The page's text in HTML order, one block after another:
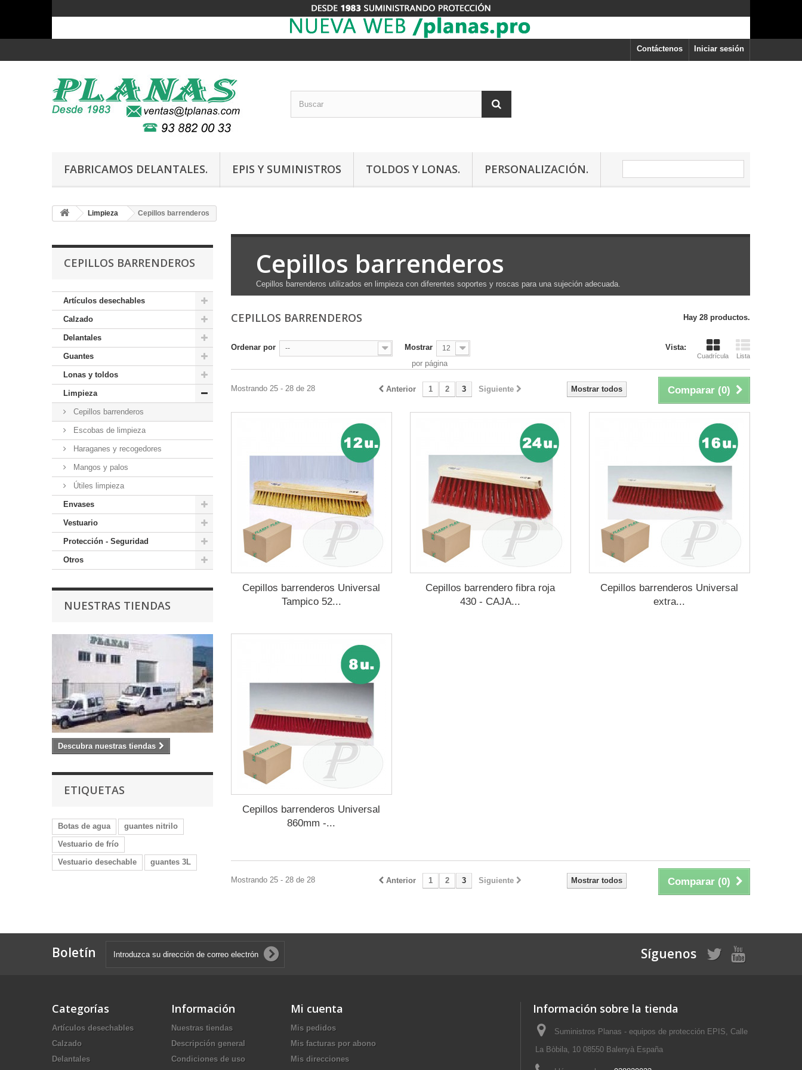
Iniciar sesión
Contáctenos
FABRICAMOS DELANTALES. EPIS Y SUMINISTROS TOLDOS Y LONAS. PERSONALIZACIÓN.
Limpieza Cepillos barrenderos
CEPILLOS BARRENDEROS
Artículos desechables
Calzado
Delantales
Guantes
Lonas y toldos
Limpieza
Cepillos barrenderos
Escobas de limpieza
Haraganes y recogedores
Mangos y palos
Útiles limpieza
Envases
Vestuario
Protección - Seguridad
Otros
NUESTRAS TIENDAS
Descubra nuestras tiendas
ETIQUETAS
Botas de agua
guantes nitrilo
Vestuario de frío
Vestuario desechable
guantes 3L
Cepillos barrenderos
Cepillos barrenderos utilizados en limpieza con diferentes soportes y roscas para una sujeción adecuada.
CEPILLOS BARRENDEROS Hay 28 productos.
Vista:
Cuadrícula Lista
Ordenar por -- Mostrar 12
por página
Comparar (0)
Mostrar todos
Anterior 1 2 3 Siguiente
Mostrando 25 - 28 de 28
Cepillos barrenderos Universal
Tampico 52...
Cepillos barrendero fibra roja
430 - CAJA...
Cepillos barrenderos Universal
extra...
Cepillos barrenderos Universal
860mm -...
Comparar (0)
Mostrar todos
Anterior 1 2 3 Siguiente
Mostrando 25 - 28 de 28
Boletín Síguenos
Categorías
Artículos desechables
Calzado
Delantales
Información
Nuestras tiendas
Descripción general
Condiciones de uso
Mi cuenta
Mis pedidos
Mis facturas por abono
Mis direcciones
Información sobre la tienda
Suministros Planas - equipos de protección EPIS, Calle
La Bòbila, 10 08550 Balenyà España